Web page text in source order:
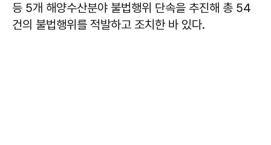
등 5개 해양수산분야 불법행위 단속을 추진해 총 54
건의 불법행위를 적발하고 조치한 바 있다.